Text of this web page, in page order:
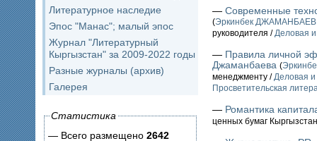
Литературное наследие
Эпос "Манас"; малый эпос
Журнал "Литературный
Кыргызстан" за 2009-2022 годы
Разные журналы (архив)
Галерея
Статистика
— Всего размещено 2642
— Современные
(Эркинбек ДЖАМАНБАЕВ
руководителя /Деловая
— Правила личной
Джаманбаева (
менеджменту /Деловая и
Просветительская
— Романтика
ценных бумаг